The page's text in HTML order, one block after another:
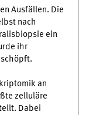
Ausfällen. Die
nach
ein
ihr
an
zelluläre
Dabei